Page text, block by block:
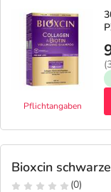
Tierapotheke
Vitamine &
Marken
Salus Deals
Pflichtangaben
Bioxcin
(0)